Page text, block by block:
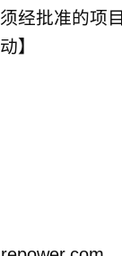
经批准的项
】